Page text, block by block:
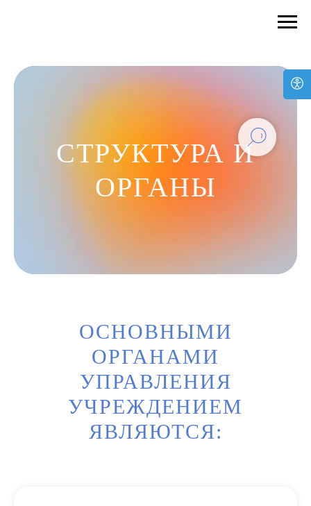
СТРУКТУРА И
ОРГАНЫ
ОСНОВНЫМИ
ОРГАНАМИ
УПРАВЛЕНИЯ
УЧРЕЖДЕНИЕМ
ЯВЛЯЮТСЯ: